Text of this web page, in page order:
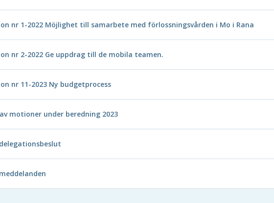
nr 1-2022 Möjlighet till samarbete med förlossningsvården i Mo i Rana
nr 2-2022 Ge uppdrag till de mobila teamen.
nr 11-2023 Ny budgetprocess
motioner under beredning 2023